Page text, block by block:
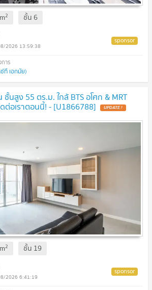
m2 ชั้น 6
2026 13:59:38
ที เอกมัย)
นสูง 55 ตร.ม. ใกล้ BTS อโศก & MRT
อเราตอนนี้! - [U1866788] UPDATE !
m2 ชั้น 19
2026 6:41:19